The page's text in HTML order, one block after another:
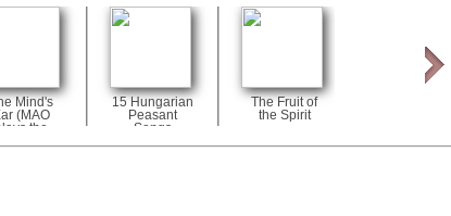
Mind's
(MAO
the
15 Hungarian
Peasant
Songs
The Fruit of
the Spirit